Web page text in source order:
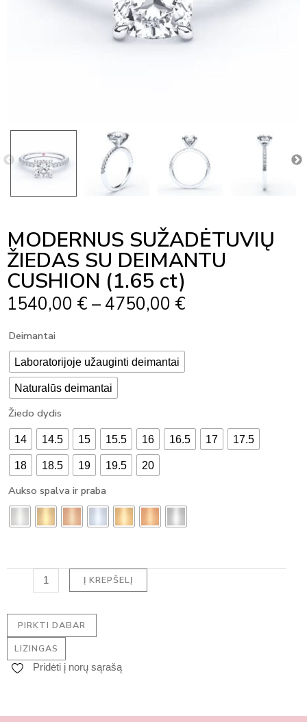
MODERNUS SUŽADĖTUVIŲ
ŽIEDAS SU DEIMANTU
CUSHION (1.65 ct)
1540,00 € – 4750,00 €
Deimantai
Laboratorijoje užauginti deimantai
Naturalūs deimantai
Žiedo dydis
14 14.5 15 15.5 16 16.5 17 17.5
18 18.5 19 19.5 20
Aukso spalva ir praba
produkto
MODERNUS
SUŽADĖTUVIŲ
ŽIEDAS
SU
DEIMANTU
CUSHION
(1.65
ct)
Į KREPŠELĮ
PIRKTI DABAR
LIZINGAS
Pridėti į norų sąrašą